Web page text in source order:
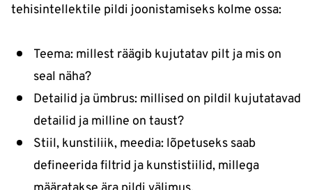
tehisintellektile pildi joonistamiseks kolme ossa:
Teema: millest räägib kujutatav pilt ja mis on
seal näha?
Detailid ja ümbrus: millised on pildil kujutatavad
detailid ja milline on taust?
Stiil, kunstiliik, meedia: lõpetuseks saab
defineerida filtrid ja kunstistiilid, millega